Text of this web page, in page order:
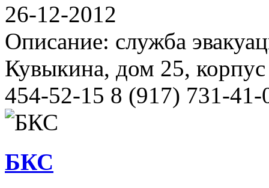
26-12-2012
Описание: служба
Кувыкина, дом 25,
454-52-15 8 (917) 731-
БКС